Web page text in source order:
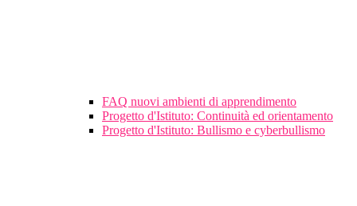
FAQ nuovi ambienti di apprendimento
Progetto d'Istituto: Continuità ed orientamento
Progetto d'Istituto: Bullismo e cyberbullismo